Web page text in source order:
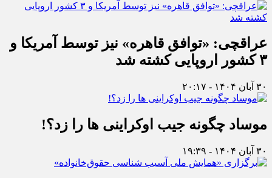
عراقچی: «توافق قاهره» نیز توسط آمریکا و
۳ کشور اروپایی کشته شد
۳۰ آبان ۱۴۰۴ - ۲۰:۱۷
موساد چگونه جیب اوکراینی ها را زد؟!
۳۰ آبان ۱۴۰۴ - ۱۹:۳۹